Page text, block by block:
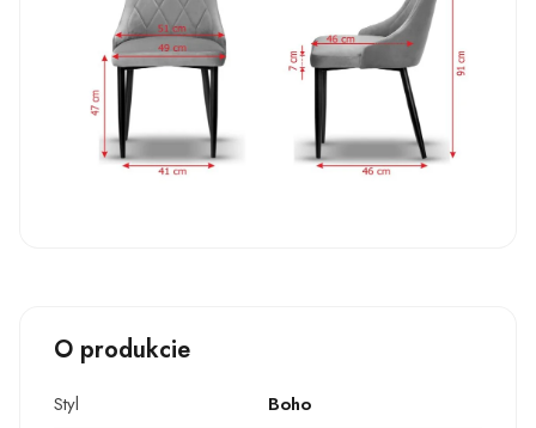
O produkcie
Styl
Boho